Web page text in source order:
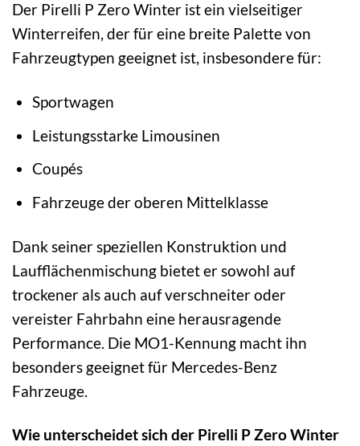
Der Pirelli P Zero Winter ist ein vielseitiger
Winterreifen, der für eine breite Palette von
Fahrzeugtypen geeignet ist, insbesondere für:
Sportwagen
Leistungsstarke Limousinen
Coupés
Fahrzeuge der oberen Mittelklasse
Dank seiner speziellen Konstruktion und
Laufflächenmischung bietet er sowohl auf
trockener als auch auf verschneiter oder
vereister Fahrbahn eine herausragende
Performance. Die MO1-Kennung macht ihn
besonders geeignet für Mercedes-Benz
Fahrzeuge.
Wie unterscheidet sich der Pirelli P Zero Winter